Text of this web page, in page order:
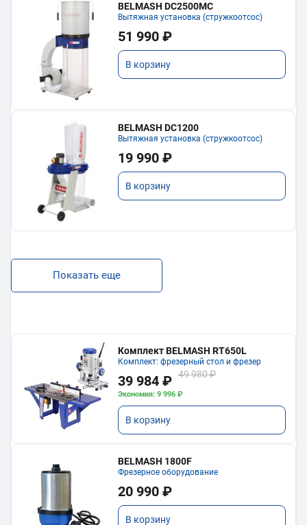
BELMASH DC2500MC
Вытяжная установка (стружкоотсос)
51 990 ₽
В корзину
BELMASH DC1200
Вытяжная установка (стружкоотсос)
19 990 ₽
В корзину
Показать еще
Комплект BELMASH RT650L
Комплект: фрезерный стол и фрезер
39 984 ₽ 49 980 ₽
Экономия: 9 996 ₽
В корзину
BELMASH 1800F
Фрезерное оборудование
20 990 ₽
В корзину